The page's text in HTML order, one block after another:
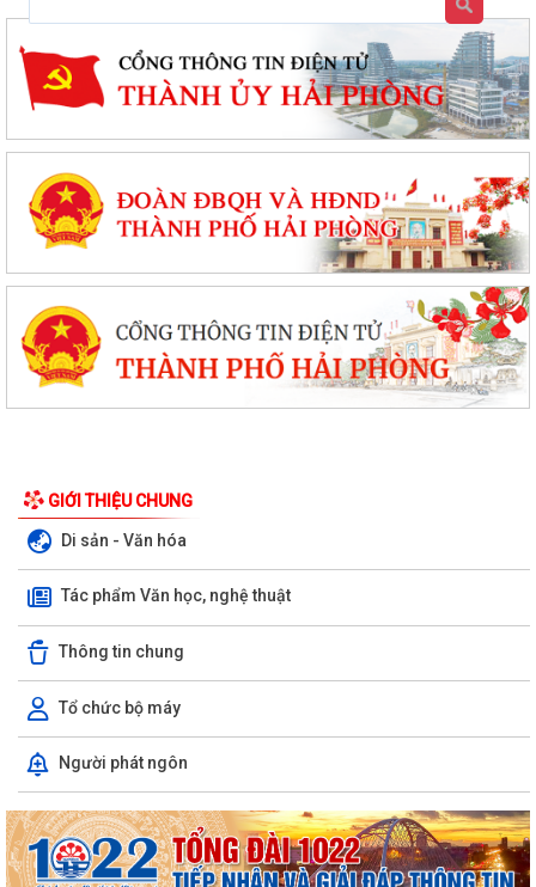
GIỚI THIỆU CHUNG
Di sản - Văn hóa
Tác phẩm Văn học, nghệ thuật
Thông tin chung
Tổ chức bộ máy
Người phát ngôn